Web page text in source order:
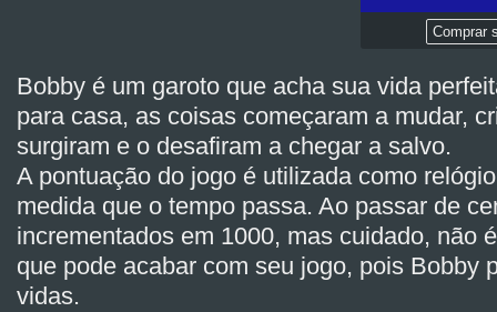
Comprar
Bobby é um garoto que acha sua vida
para casa, as coisas começaram a mudar,
surgiram e o desafiram a chegar a salvo.
A pontuação do jogo é utilizada como
medida que o tempo passa. Ao passar de
incrementados em 1000, mas cuidado, não
que pode acabar com seu jogo, pois Bobby
vidas.